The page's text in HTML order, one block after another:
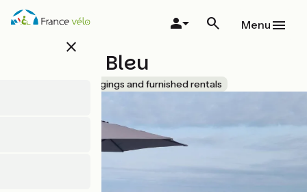
Overslaan
en
close
Menu
Le Grand Bleu
Lodgings and furnished rentals